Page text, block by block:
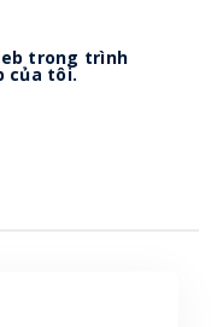
trong trình
của tôi.